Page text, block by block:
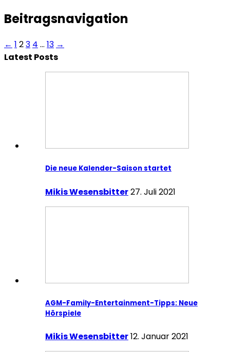
Beitragsnavigation
← 1 23 4 … 13 →
Latest Posts
Die neue Kalender-Saison startet
Mikis Wesensbitter27. Juli 2021
AGM-Family-Entertainment-Tipps: Neue
Hörspiele
Mikis Wesensbitter12. Januar 2021